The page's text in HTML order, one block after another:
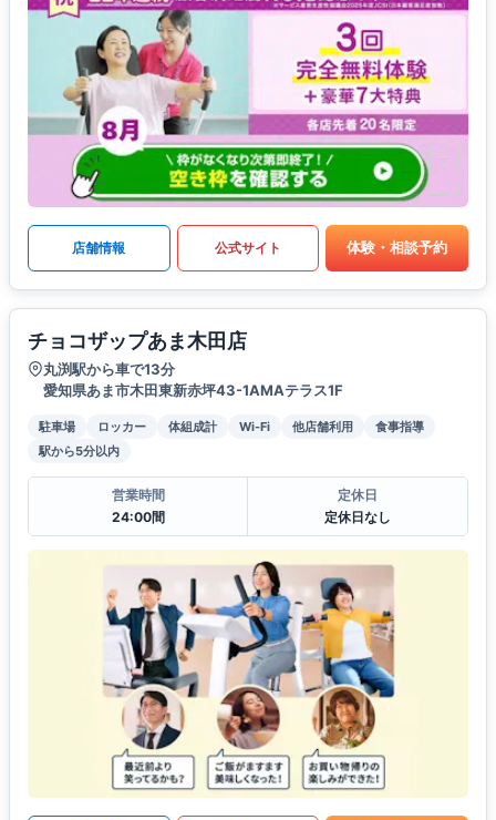
店舗情報 公式サイト 体験・相談予約
チョコザップあま木田店
丸渕駅から車で13分
愛知県あま市木田東新赤坪43-1AMAテラス1F
駐車場 ロッカー 体組成計 Wi-Fi 他店舗利用
食事指導
駅から5分以内
営業時間
24:00間
定休日
定休日なし